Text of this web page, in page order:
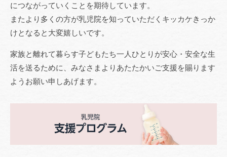
につながっていくことを期待しています。
またより多くの方が乳児院を知っていただくキッカケきっか
けとなると大変嬉しいです。
家族と離れて暮らす子どもたち一人ひとりが安心・安全な生
活を送るために、みなさまよりあたたかいご支援を賜ります
ようお願い申しあげます。